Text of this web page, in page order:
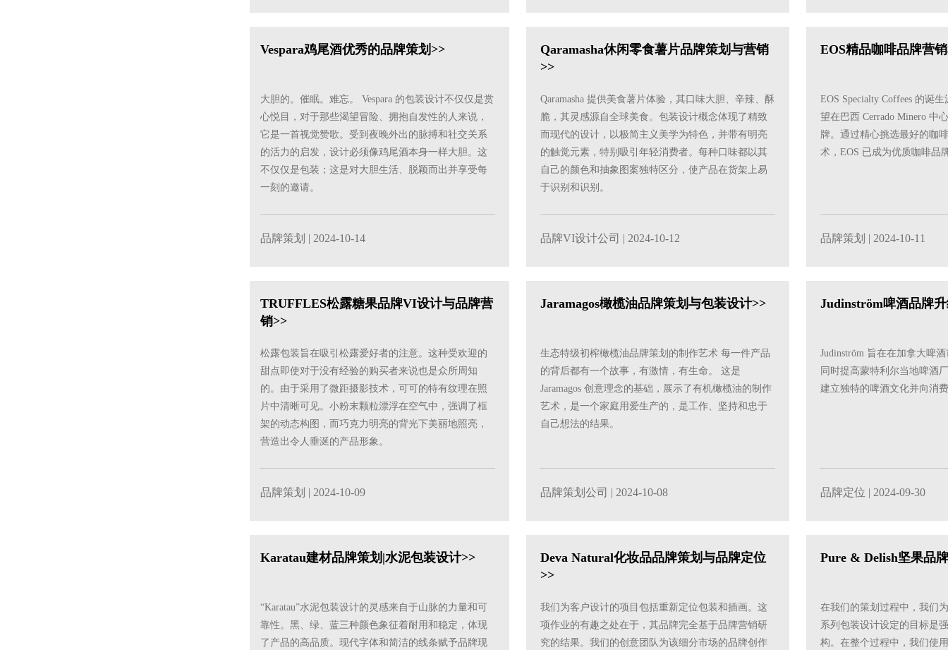
Vespara鸡尾酒优秀的品牌策划>>
大胆的。催眠。难忘。 Vespara 的包装设计不仅仅是赏
心悦目，对于那些渴望冒险、拥抱自发性的人来说，
它是一首视觉赞歌。受到夜晚外出的脉搏和社交关系
的活力的启发，设计必须像鸡尾酒本身一样大胆。这
不仅仅是包装；这是对大胆生活、脱颖而出并享受每
一刻的邀请。
品牌策划 | 2024-10-14
Qaramasha休闲零食薯片品牌策划与营销
>>
Qaramasha 提供美食薯片体验，其口味大胆、辛辣、酥
脆，其灵感源自全球美食。包装设计概念体现了精致
而现代的设计，以极简主义美学为特色，并带有明亮
的触觉元素，特别吸引年轻消费者。每种口味都以其
自己的颜色和抽象图案独特区分，使产品在货架上易
于识别和识别。
品牌VI设计公司 | 2024-10-12
EOS精品咖啡品牌营
EOS Specialty Coffees 的诞
望在巴西 Cerrado Minero 中
牌。通过精心挑选最好的咖
术，EOS 已成为优质咖啡品
品牌策划 | 2024-10-11
TRUFFLES松露糖果品牌VI设计与品牌营
销>>
松露包装旨在吸引松露爱好者的注意。这种受欢迎的
甜点即使对于没有经验的购买者来说也是众所周知
的。由于采用了微距摄影技术，可可的特有纹理在照
片中清晰可见。小粉末颗粒漂浮在空气中，强调了框
架的动态构图，而巧克力明亮的背光下美丽地照亮，
营造出令人垂涎的产品形象。
品牌策划 | 2024-10-09
Jaramagos橄榄油品牌策划与包装设计>>
生态特级初榨橄榄油品牌策划的制作艺术 每一件产品
的背后都有一个故事，有激情，有生命。 这是
Jaramagos 创意理念的基础，展示了有机橄榄油的制作
艺术，是一个家庭用爱生产的，是工作、坚持和忠于
自己想法的结果。
品牌策划公司 | 2024-10-08
Judinström啤酒品牌
Judinström 旨在在加拿大啤
同时提高蒙特利尔当地啤酒
建立独特的啤酒文化并向消
品牌定位 | 2024-09-30
Karatau建材品牌策划|水泥包装设计>>
“Karatau”水泥包装设计的灵感来自于山脉的力量和可
靠性。黑、绿、蓝三种颜色象征着耐用和稳定，体现
了产品的高品质。现代字体和简洁的线条赋予品牌现
Deva Natural化妆品品牌策划与品牌定位
>>
我们为客户设计的项目包括重新定位包装和插画。这
项作业的有趣之处在于，其品牌完全基于品牌营销研
究的结果。我们的创意团队为该细分市场的品牌创作
Pure & Delish坚果品
在我们的策划过程中，我们
系列包装设计设定的目标是
构。在整个过程中，我们使